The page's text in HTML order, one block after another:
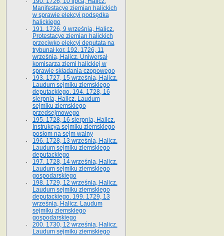
Manifestacye ziemian halickich
w sprawie elekcyi podsędka
halickiego
191. 1726, 9 września, Halicz.
Protestacye ziemian halickich
przeciwko elekcyi deputata na
trybunał kor. 192. 1726, 11
września, Halicz. Uniwersał
komisarza ziemi halickiej w
sprawie składania czopowego
193. 1727, 15 września, Halicz.
Laudum sejmiku ziemskiego
deputackiego. 194. 1728, 16
sierpnia, Halicz. Laudum
sejmiku ziemskiego
przedsejmowego
195. 1728, 16 sierpnia, Halicz.
Instrukcya sejmiku ziemskiego
posłom na sejm walny
196. 1728, 13 września, Halicz.
Laudum sejmiku ziemskiego
deputackiego
197. 1728, 14 września, Halicz.
Laudum sejmiku ziemskiego
gospodarskiego
198. 1729, 12 września, Halicz.
Laudum sejmiku ziemskiego
deputackiego. 199. 1729, 13
września, Halicz. Laudum
sejmiku ziemskiego
gospodarskiego
200. 1730, 12 września, Halicz.
Laudum sejmiku ziemskiego